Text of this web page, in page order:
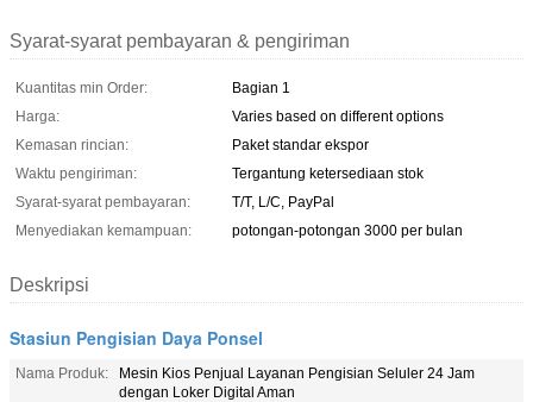
Syarat-syarat pembayaran & pengiriman
Kuantitas min Order:
Bagian 1
Harga:
Varies based on different options
Kemasan rincian:
Paket standar ekspor
Waktu pengiriman:
Tergantung ketersediaan stok
Syarat-syarat pembayaran:
T/T, L/C, PayPal
Menyediakan kemampuan:
potongan-potongan 3000 per bulan
Deskripsi
Stasiun Pengisian Daya Ponsel
Nama Produk:
Mesin Kios Penjual Layanan Pengisian Seluler 24 Jam
dengan Loker Digital Aman